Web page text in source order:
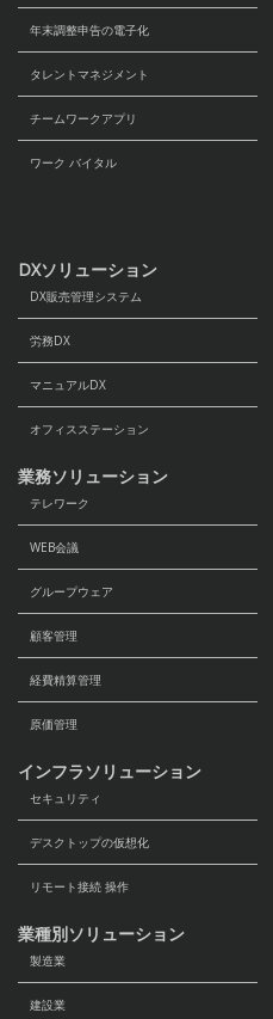
年末調整申告の電子化
タレントマネジメント
チームワークアプリ
ワーク バイタル
DXソリューション
DX販売管理システム
労務DX
マニュアルDX
オフィスステーション
業務ソリューション
テレワーク
WEB会議
グループウェア
顧客管理
経費精算管理
原価管理
インフラソリューション
セキュリティ
デスクトップの仮想化
リモート接続 操作
業種別ソリューション
製造業
建設業